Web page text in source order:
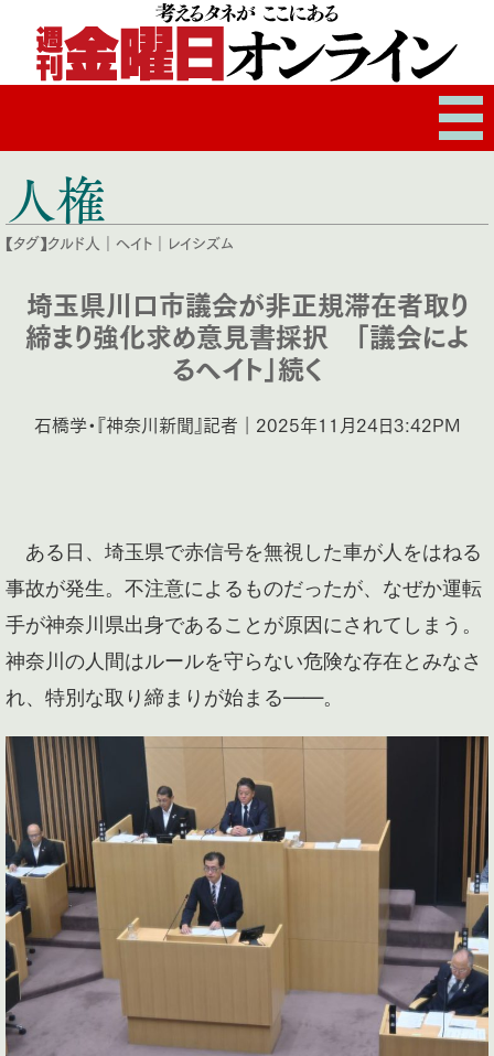
人権
【タグ】クルド人 ｜ ヘイト ｜ レイシズム
埼玉県川口市議会が非正規滞在者取り
締まり強化求め意見書採択 「議会によ
るヘイト」続く
石橋学・『神奈川新聞』記者｜2025年11月24日3:42PM
ある日、埼玉県で赤信号を無視した車が人をはねる
事故が発生。不注意によるものだったが、なぜか運転
手が神奈川県出身であることが原因にされてしまう。
神奈川の人間はルールを守らない危険な存在とみなさ
れ、特別な取り締まりが始まる――。